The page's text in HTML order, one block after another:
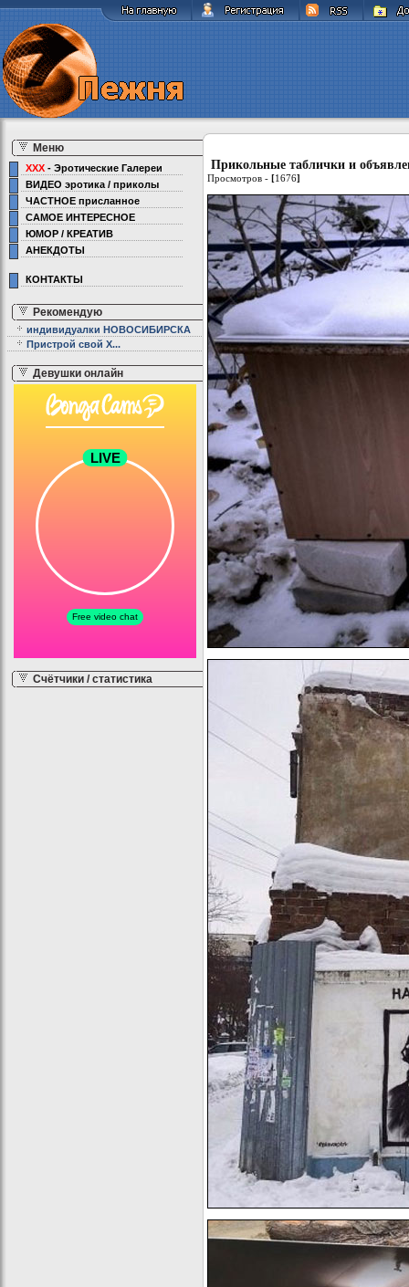
Меню
XXX - Эротические Галереи
ВИДЕО эротика / приколы
ЧАСТНОЕ присланное
САМОЕ ИНТЕРЕСНОЕ
ЮМОР / КРЕАТИВ
АНЕКДОТЫ
КОНТАКТЫ
Рекомендую
индивидуалки НОВОСИБИРСКА
Пристрой свой Х...
Девушки онлайн
Счётчики / статистика
Прикольные таблички и
Просмотров - [1676]